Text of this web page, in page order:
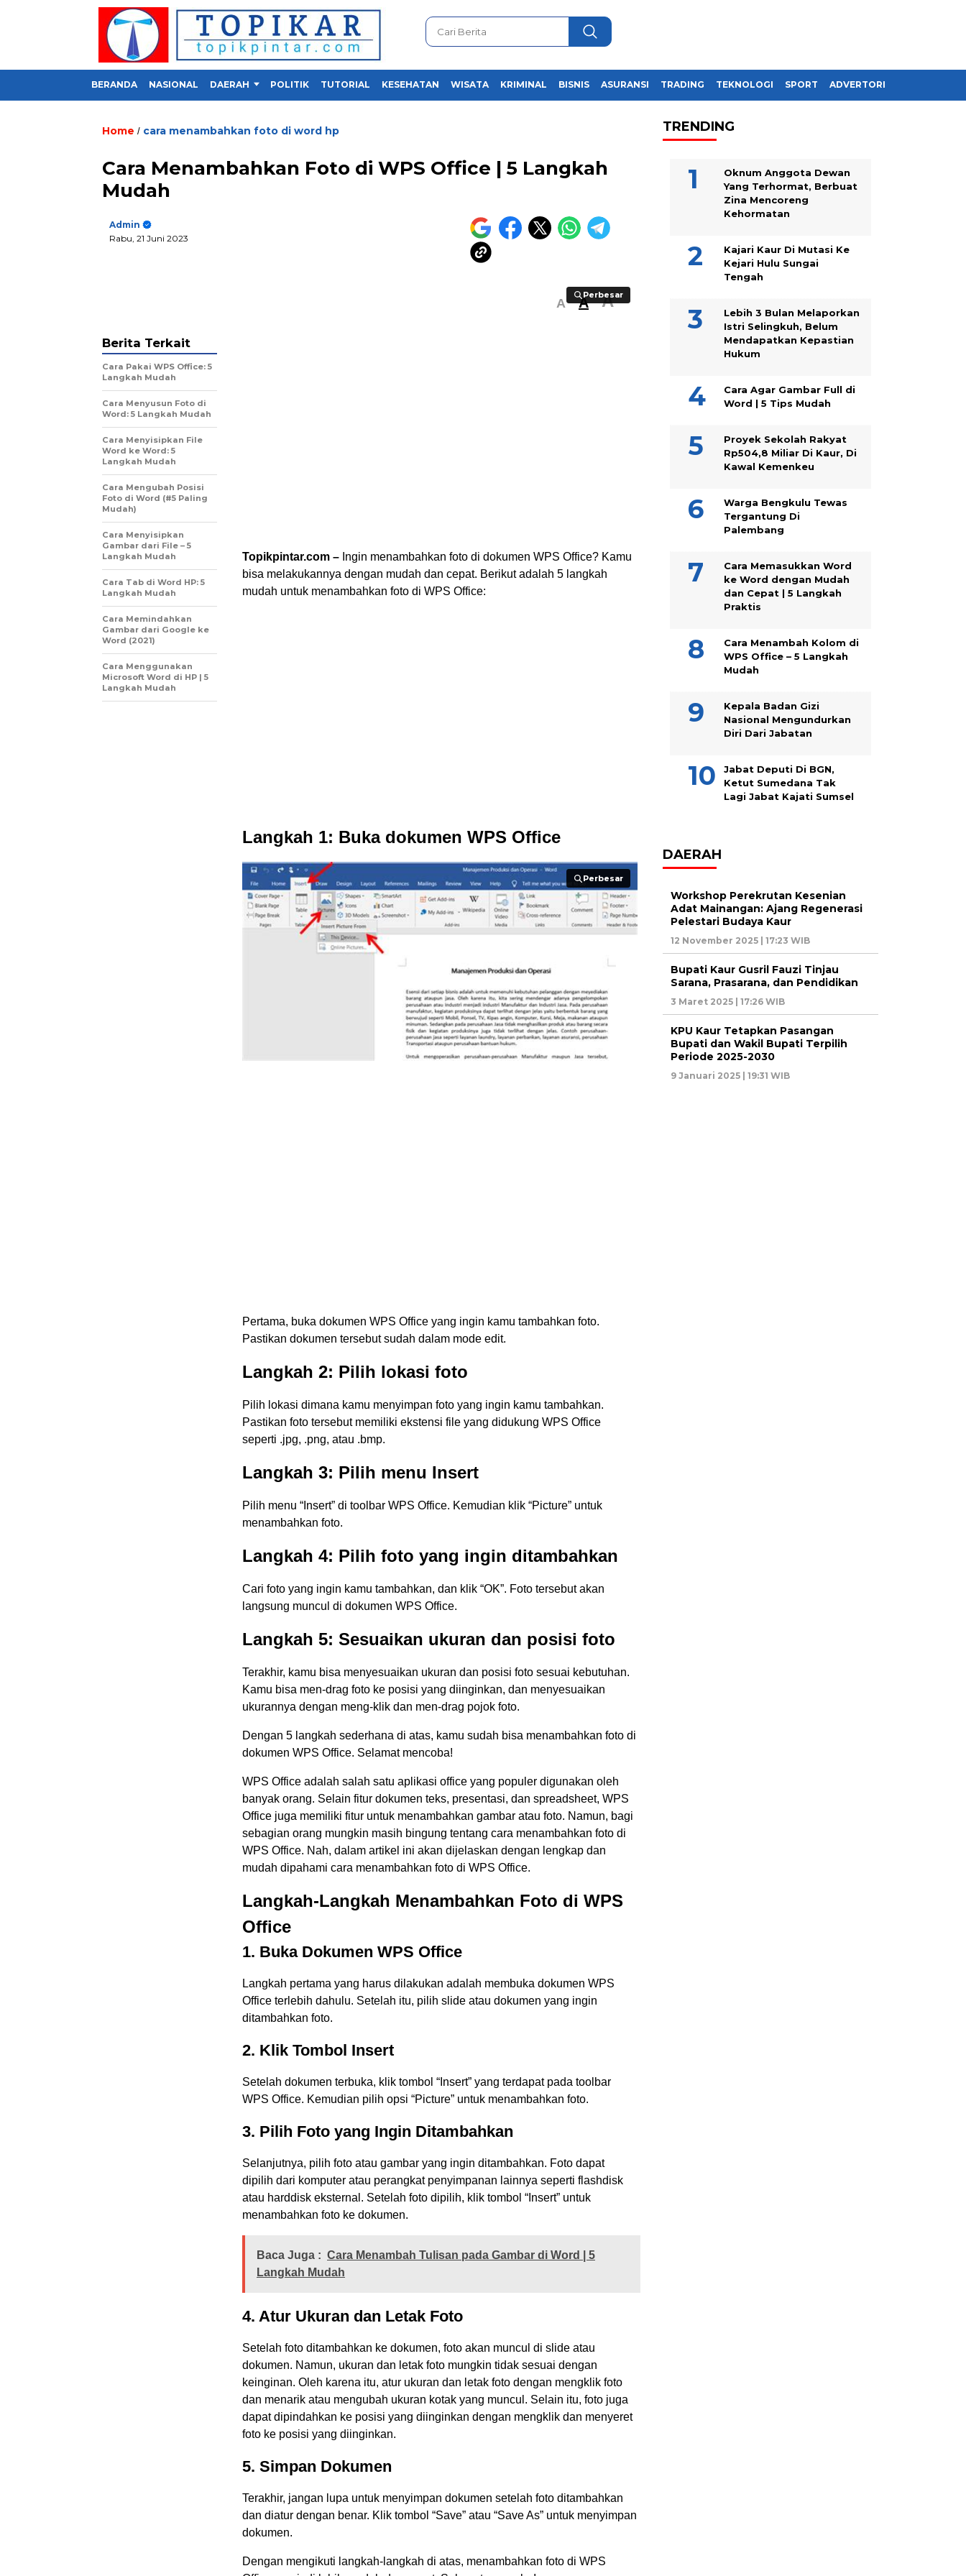
BERANDA NASIONAL DAERAH POLITIK TUTORIAL KESEHATAN WISATA KRIMINAL BISNIS ASURANSI TRADING TEKNOLOGI SPORT ADVERTORIAL
Home / cara menambahkan foto di word hp
Cara Menambahkan Foto di WPS Office | 5 Langkah
Mudah
Admin
Rabu, 21 Juni 2023
Perbesar
Perbesar
A A A
Topikpintar.com – Ingin menambahkan foto di dokumen WPS Office? Kamu
bisa melakukannya dengan mudah dan cepat. Berikut adalah 5 langkah
mudah untuk menambahkan foto di WPS Office:
Langkah 1: Buka dokumen WPS Office
Perbesar
Perbesar
Pertama, buka dokumen WPS Office yang ingin kamu tambahkan foto.
Pastikan dokumen tersebut sudah dalam mode edit.
Langkah 2: Pilih lokasi foto
Pilih lokasi dimana kamu menyimpan foto yang ingin kamu tambahkan.
Pastikan foto tersebut memiliki ekstensi file yang didukung WPS Office
seperti .jpg, .png, atau .bmp.
Langkah 3: Pilih menu Insert
Pilih menu “Insert” di toolbar WPS Office. Kemudian klik “Picture” untuk
menambahkan foto.
Langkah 4: Pilih foto yang ingin ditambahkan
Cari foto yang ingin kamu tambahkan, dan klik “OK”. Foto tersebut akan
langsung muncul di dokumen WPS Office.
Langkah 5: Sesuaikan ukuran dan posisi foto
Terakhir, kamu bisa menyesuaikan ukuran dan posisi foto sesuai kebutuhan.
Kamu bisa men-drag foto ke posisi yang diinginkan, dan menyesuaikan
ukurannya dengan meng-klik dan men-drag pojok foto.
Dengan 5 langkah sederhana di atas, kamu sudah bisa menambahkan foto di
dokumen WPS Office. Selamat mencoba!
WPS Office adalah salah satu aplikasi office yang populer digunakan oleh
banyak orang. Selain fitur dokumen teks, presentasi, dan spreadsheet, WPS
Office juga memiliki fitur untuk menambahkan gambar atau foto. Namun, bagi
sebagian orang mungkin masih bingung tentang cara menambahkan foto di
WPS Office. Nah, dalam artikel ini akan dijelaskan dengan lengkap dan
mudah dipahami cara menambahkan foto di WPS Office.
Langkah-Langkah Menambahkan Foto di WPS
Office
1. Buka Dokumen WPS Office
Langkah pertama yang harus dilakukan adalah membuka dokumen WPS
Office terlebih dahulu. Setelah itu, pilih slide atau dokumen yang ingin
ditambahkan foto.
2. Klik Tombol Insert
Setelah dokumen terbuka, klik tombol “Insert” yang terdapat pada toolbar
WPS Office. Kemudian pilih opsi “Picture” untuk menambahkan foto.
3. Pilih Foto yang Ingin Ditambahkan
Selanjutnya, pilih foto atau gambar yang ingin ditambahkan. Foto dapat
dipilih dari komputer atau perangkat penyimpanan lainnya seperti flashdisk
atau harddisk eksternal. Setelah foto dipilih, klik tombol “Insert” untuk
menambahkan foto ke dokumen.
Baca Juga : Cara Menambah Tulisan pada Gambar di Word | 5
Langkah Mudah
4. Atur Ukuran dan Letak Foto
Setelah foto ditambahkan ke dokumen, foto akan muncul di slide atau
dokumen. Namun, ukuran dan letak foto mungkin tidak sesuai dengan
keinginan. Oleh karena itu, atur ukuran dan letak foto dengan mengklik foto
dan menarik atau mengubah ukuran kotak yang muncul. Selain itu, foto juga
dapat dipindahkan ke posisi yang diinginkan dengan mengklik dan menyeret
foto ke posisi yang diinginkan.
5. Simpan Dokumen
Terakhir, jangan lupa untuk menyimpan dokumen setelah foto ditambahkan
dan diatur dengan benar. Klik tombol “Save” atau “Save As” untuk menyimpan
dokumen.
Dengan mengikuti langkah-langkah di atas, menambahkan foto di WPS
Berita Terkait
Cara Pakai WPS Office: 5
Langkah Mudah
Cara Menyusun Foto di
Word: 5 Langkah Mudah
Cara Menyisipkan File
Word ke Word: 5
Langkah Mudah
Cara Mengubah Posisi
Foto di Word (#5 Paling
Mudah)
Cara Menyisipkan
Gambar dari File – 5
Langkah Mudah
Cara Tab di Word HP: 5
Langkah Mudah
Cara Memindahkan
Gambar dari Google ke
Word (2021)
Cara Menggunakan
Microsoft Word di HP | 5
Langkah Mudah
TRENDING
Oknum Anggota Dewan
Yang Terhormat, Berbuat
Zina Mencoreng
Kehormatan
Kajari Kaur Di Mutasi Ke
Kejari Hulu Sungai
Tengah
Lebih 3 Bulan Melaporkan
Istri Selingkuh, Belum
Mendapatkan Kepastian
Hukum
Cara Agar Gambar Full di
Word | 5 Tips Mudah
Proyek Sekolah Rakyat
Rp504,8 Miliar Di Kaur, Di
Kawal Kemenkeu
Warga Bengkulu Tewas
Tergantung Di
Palembang
Cara Memasukkan Word
ke Word dengan Mudah
dan Cepat | 5 Langkah
Praktis
Cara Menambah Kolom di
WPS Office – 5 Langkah
Mudah
Kepala Badan Gizi
Nasional Mengundurkan
Diri Dari Jabatan
Jabat Deputi Di BGN,
Ketut Sumedana Tak
Lagi Jabat Kajati Sumsel
DAERAH
Workshop Perekrutan Kesenian
Adat Mainangan: Ajang Regenerasi
Pelestari Budaya Kaur
12 November 2025 | 17:23 WIB
Bupati Kaur Gusril Fauzi Tinjau
Sarana, Prasarana, dan Pendidikan
3 Maret 2025 | 17:26 WIB
KPU Kaur Tetapkan Pasangan
Bupati dan Wakil Bupati Terpilih
Periode 2025-2030
9 Januari 2025 | 19:31 WIB